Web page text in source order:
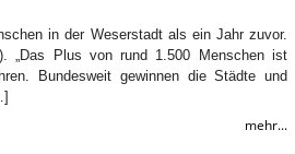
in der Weserstadt als ein Jahr zuvor.
„Das Plus von rund 1.500 Menschen ist
Bundesweit gewinnen die Städte und
mehr...